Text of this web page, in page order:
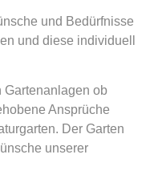
und Bedürfnisse
und diese individuell
Gartenanlagen ob
Ansprüche
Der Garten
unserer